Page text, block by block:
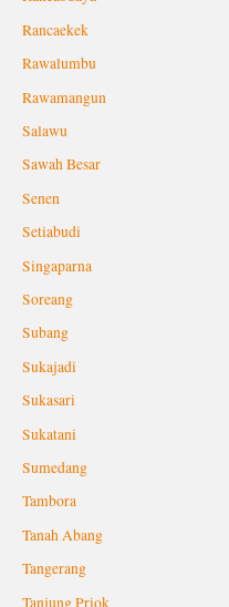
Rancaekek
Rawalumbu
Rawamangun
Salawu
Sawah Besar
Senen
Setiabudi
Singaparna
Soreang
Subang
Sukajadi
Sukasari
Sukatani
Sumedang
Tambora
Tanah Abang
Tangerang
Tanjung Priok